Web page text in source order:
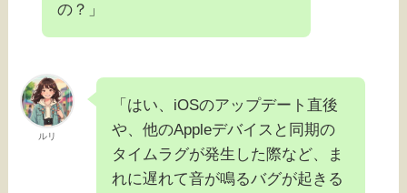
の？」
ルリ
「はい、iOSのアップデート直後
や、他のAppleデバイスと同期の
タイムラグが発生した際など、ま
れに遅れて音が鳴るバグが起きる